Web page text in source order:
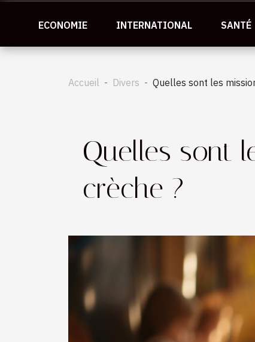
ECONOMIE INTERNATIONAL SANTÉ
Accueil Divers Quelles sont les
Quelles sont
crèche ?